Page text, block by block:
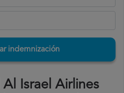
indemnización
Al Israel Airlines